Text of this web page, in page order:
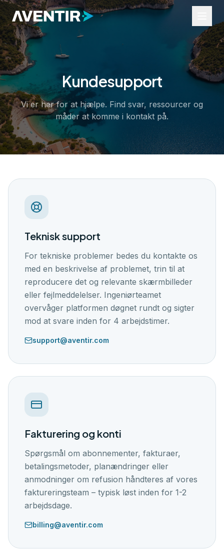
Brancher
Ture og aktiviteter
Begivenheder
Udlejning
Transport
Erhvervsservice
Hjælpeportal
Om os
Kontakt
Log ind
Kom i gang
Kundesupport
Vi er her for at hjælpe. Find svar, ressourcer og
måder at komme i kontakt på.
Teknisk support
For tekniske problemer bedes du kontakte os
med en beskrivelse af problemet, trin til at
reproducere det og relevante skærmbilleder
eller fejlmeddelelser. Ingeniørteamet
overvåger platformen døgnet rundt og sigter
mod at svare inden for 4 arbejdstimer.
support@aventir.com
Fakturering og konti
Spørgsmål om abonnementer, fakturaer,
betalingsmetoder, planændringer eller
anmodninger om refusion håndteres af vores
faktureringsteam – typisk løst inden for 1-2
arbejdsdage.
billing@aventir.com